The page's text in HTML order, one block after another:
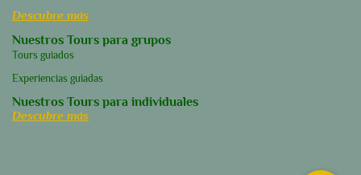
Descubre más
Nuestros Tours para grupos
Tours guiados
Experiencias guiadas
Nuestros Tours para individuales
Descubre más